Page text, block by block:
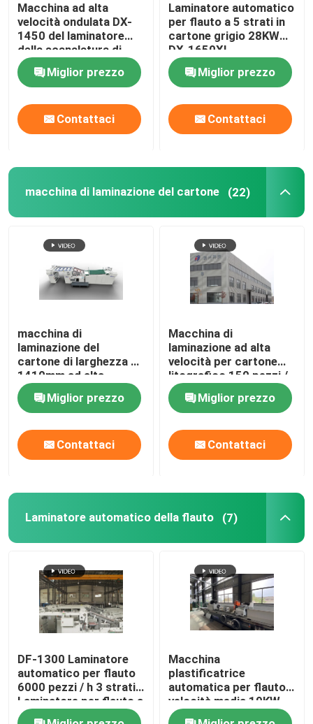
Macchina ad alta
velocità ondulata DX-
1450 del laminatore
della scanalatura di
1450mm*1450mm
Miglior prezzo
Contattaci
Laminatore automatico
per flauto a 5 strati in
cartone grigio 28KW
DX-1650XL
Miglior prezzo
Contattaci
macchina di laminazione del cartone (22)
macchina di
laminazione del
cartone di larghezza di
1410mm ad alta
velocità DX-1410
Miglior prezzo
Contattaci
Macchina di
laminazione ad alta
velocità per cartone
litografico 150 pezzi /
min DX-1207
Miglior prezzo
Contattaci
Laminatore automatico della flauto (7)
DF-1300 Laminatore
automatico per flauto
6000 pezzi / h 3 strati
Laminatore per flauto a
5 strati
Macchina
plastificatrice
automatica per flauto a
velocità media 19KW
DF-1650L